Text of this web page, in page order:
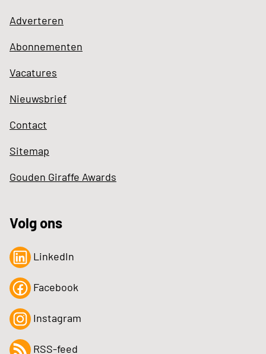
Adverteren
Abonnementen
Vacatures
Nieuwsbrief
Contact
Sitemap
Gouden Giraffe Awards
Volg ons
LinkedIn
Facebook
Instagram
RSS-feed